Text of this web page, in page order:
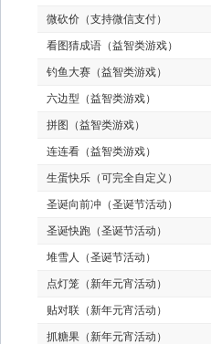
微砍价（支持微信支付）
看图猜成语（益智类游戏）
钓鱼大赛（益智类游戏）
六边型（益智类游戏）
拼图（益智类游戏）
连连看（益智类游戏）
生蛋快乐（可完全自定义）
圣诞向前冲（圣诞节活动）
圣诞快跑（圣诞节活动）
堆雪人（圣诞节活动）
点灯笼（新年元宵活动）
贴对联（新年元宵活动）
抓糖果（新年元宵活动）